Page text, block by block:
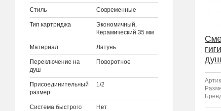
Стиль Современные
Тип картриджа
Экономичный,
Керамический 35 мм
Материал Латунь
Переключение на
душ
Поворотное
Присоединительный
размер
1/2
Система быстрого
Нет
23